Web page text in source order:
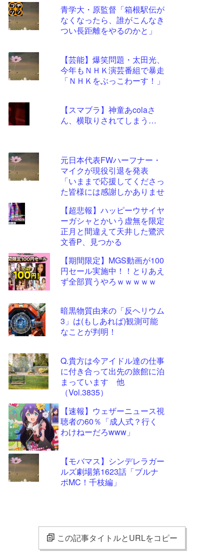
青学大・原監督「箱根駅伝が
なくなったら、誰がこんなき
つい長距離をやるのかと」
【芸能】爆笑問題・太田光、
今年もＮＨＫ演芸番組で暴走
「ＮＨＫをぶっこわーす！」
【スマブラ】神童あcolaさ
ん、横取りされてしまう…
元日本代表FWハーフナー・
マイクが現役引退を発表
「いままで応援してくださっ
た皆様には感謝しかありませ
【超悲報】ハッピーウサイヤ
ーガシャとかいう虚無を限定
正月と間違えて天井した鷺沢
文香P、見つかる
【期間限定】MGS動画が100
円セール実施中！！とりあえ
ず全部買うやろｗｗｗｗｗ
暗黒物質由来の「反ヘリウム
3」は(もしあれば)観測可能
なことが判明！
Q.貴方は今アイドル達の仕事
に付き合って出先の旅館に泊
まっています 他
（Vol.3835）
【速報】ウェザーニュース視
聴者の60％「成人式？行く
わけねーだろwww」
【モバマス】シンデレラガー
ルズ劇場第1623話「ブルナ
ポMC！千枝編」
コテ
- 固
定リ
ンク
更新
ツー
この記事タイトルとURLをコピー